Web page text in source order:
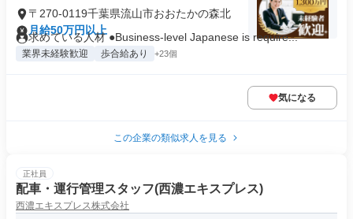
〒270-0119千葉県流山市おおたかの森北
月給50万円以上
求めている人材 ●Business-level Japanese is require...
業界未経験歓迎 歩合給あり +23個
気になる
この企業の類似求人を見る
正社員
配車・運行管理スタッフ(西濃エキスプレス)
西濃エキスプレス株式会社